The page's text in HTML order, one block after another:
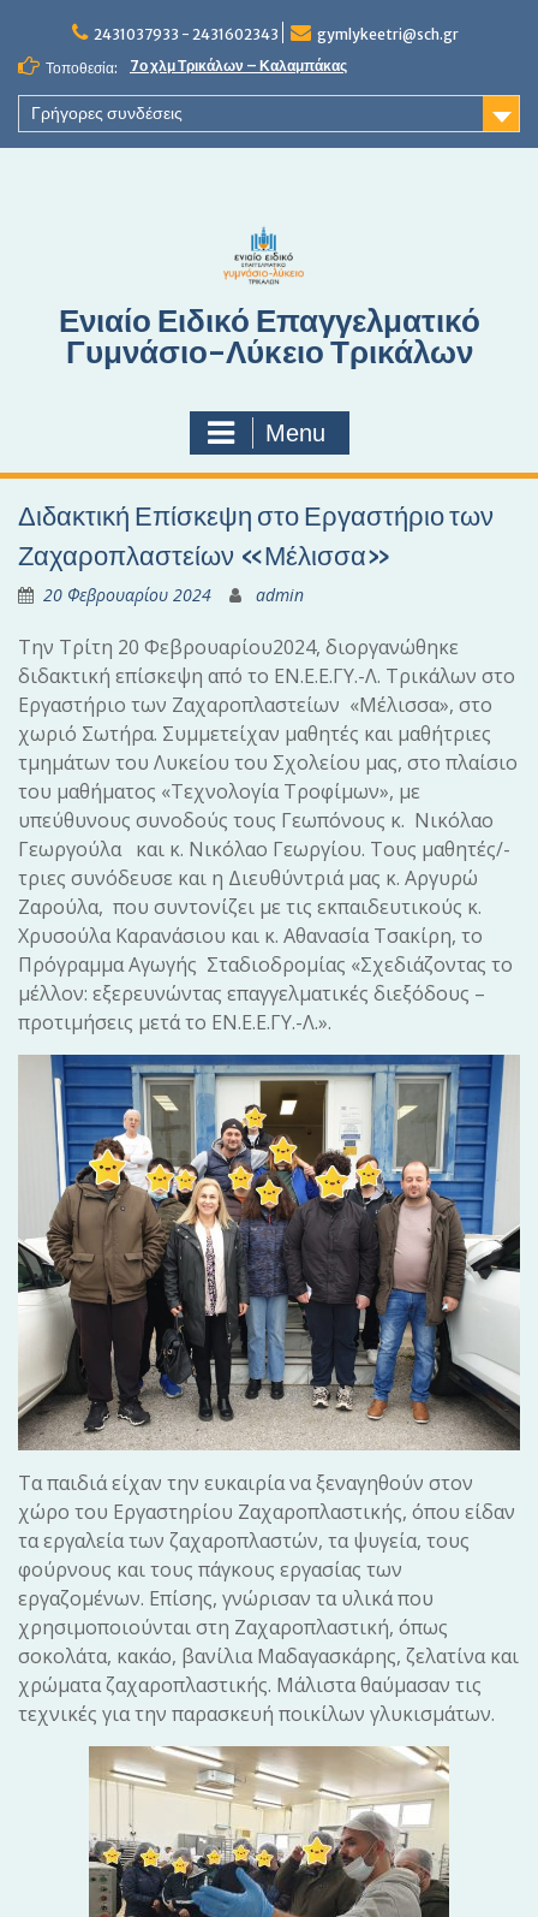
2431037933 - 2431602343
gymlykeetri@sch.gr
Τοποθεσία:
7ο χλμ Τρικάλων – Καλαμπάκας
Γρήγορες συνδέσεις
Ενιαίο Ειδικό Επαγγελματικό
Γυμνάσιο-Λύκειο Τρικάλων
Menu
Διδακτική Επίσκεψη στο Εργαστήριο των
Ζαχαροπλαστείων «Μέλισσα»
20 Φεβρουαρίου 2024 admin
Την Τρίτη 20 Φεβρουαρίου2024, διοργανώθηκε
διδακτική επίσκεψη από το ΕΝ.Ε.Ε.ΓΥ.-Λ. Τρικάλων στο
Εργαστήριο των Ζαχαροπλαστείων «Μέλισσα», στο
χωριό Σωτήρα. Συμμετείχαν μαθητές και μαθήτριες
τμημάτων του Λυκείου του Σχολείου μας, στο πλαίσιο
του μαθήματος «Τεχνολογία Τροφίμων», με
υπεύθυνους συνοδούς τους Γεωπόνους κ. Νικόλαο
Γεωργούλα και κ. Νικόλαο Γεωργίου. Τους μαθητές/-
τριες συνόδευσε και η Διευθύντριά μας κ. Αργυρώ
Ζαρούλα, που συντονίζει με τις εκπαιδευτικούς κ.
Χρυσούλα Καρανάσιου και κ. Αθανασία Τσακίρη, το
Πρόγραμμα Αγωγής Σταδιοδρομίας «Σχεδιάζοντας το
μέλλον: εξερευνώντας επαγγελματικές διεξόδους –
προτιμήσεις μετά το ΕΝ.Ε.Ε.ΓΥ.-Λ.».
Τα παιδιά είχαν την ευκαιρία να ξεναγηθούν στον
χώρο του Εργαστηρίου Ζαχαροπλαστικής, όπου είδαν
τα εργαλεία των ζαχαροπλαστών, τα ψυγεία, τους
φούρνους και τους πάγκους εργασίας των
εργαζομένων. Επίσης, γνώρισαν τα υλικά που
χρησιμοποιούνται στη Ζαχαροπλαστική, όπως
σοκολάτα, κακάο, βανίλια Μαδαγασκάρης, ζελατίνα και
χρώματα ζαχαροπλαστικής. Μάλιστα θαύμασαν τις
τεχνικές για την παρασκευή ποικίλων γλυκισμάτων.